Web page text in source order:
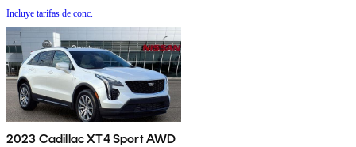
Incluye tarifas de conc.
2023 Cadillac XT4 Sport AWD